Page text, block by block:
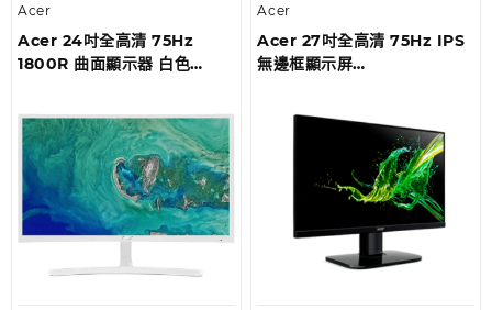
Acer
Acer 24吋全高清 75Hz
1800R 曲面顯示器 白色
Acer
Acer 27吋全高清 75Hz IPS
無邊框顯示屏